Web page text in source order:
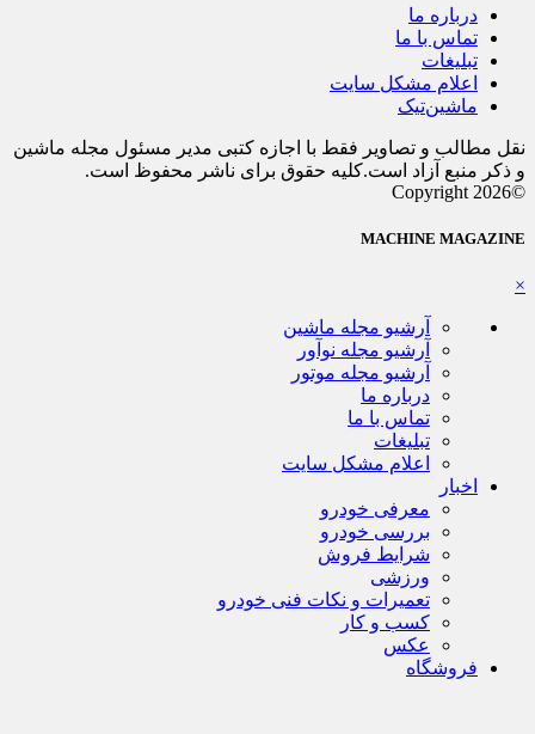
درباره ما
تماس با ما
تبلیغات
اعلام مشکل سایت
ماشین‌تیک
نقل مطالب و تصاویر فقط با اجازه کتبی مدیر مسئول مجله ماشین
و ذکر منبع آزاد است.کلیه حقوق برای ناشر محفوظ است.
©Copyright 2026
MACHINE MAGAZINE
×
آرشیو مجله ماشین
آرشیو مجله نوآور
آرشیو مجله موتور
درباره ما
تماس با ما
تبلیغات
اعلام مشکل سایت
اخبار
معرفی خودرو
بررسی خودرو
شرایط فروش
ورزشی
تعمیرات و نکات فنی خودرو
کسب و کار
عکس
فروشگاه